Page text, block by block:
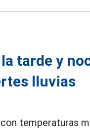
tarde y
lluvias
temperaturas